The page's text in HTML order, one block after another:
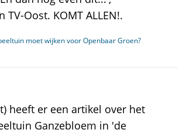
Oost. KOMT ALLEN!.
moet wijken voor Openbaar Groen?
heeft er een artikel over het
Ganzebloem in 'de